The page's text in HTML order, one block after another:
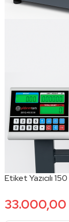
Etiket Yazıcılı
33.000,00